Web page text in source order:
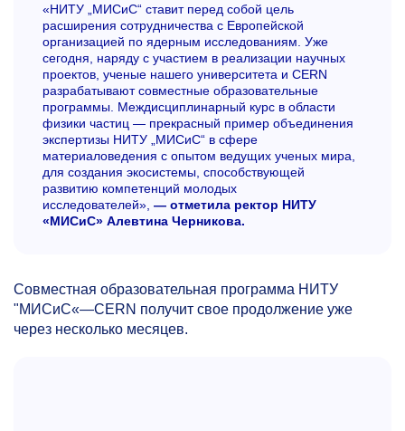
«НИТУ „МИСиС“ ставит перед собой цель
расширения сотрудничества с Европейской
организацией по ядерным исследованиям. Уже
сегодня, наряду с участием в реализации научных
проектов, ученые нашего университета и CERN
разрабатывают совместные образовательные
программы. Междисциплинарный курс в области
физики частиц — прекрасный пример объединения
экспертизы НИТУ „МИСиС“ в сфере
материаловедения с опытом ведущих ученых мира,
для создания экосистемы, способствующей
развитию компетенций молодых
исследователей», — отметила ректор НИТУ
«МИСиС» Алевтина Черникова.
Совместная образовательная программа НИТУ
"МИСиС«—CERN получит свое продолжение уже
через несколько месяцев.